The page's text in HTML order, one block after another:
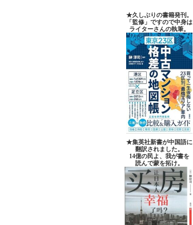
★久しぶりの書籍発刊。
「監修」ですので中身は
ライターさんの執筆。
★集英社新書が中国語に
翻訳されました。
14億の民よ、我が書を
読んで蒙を拓け。